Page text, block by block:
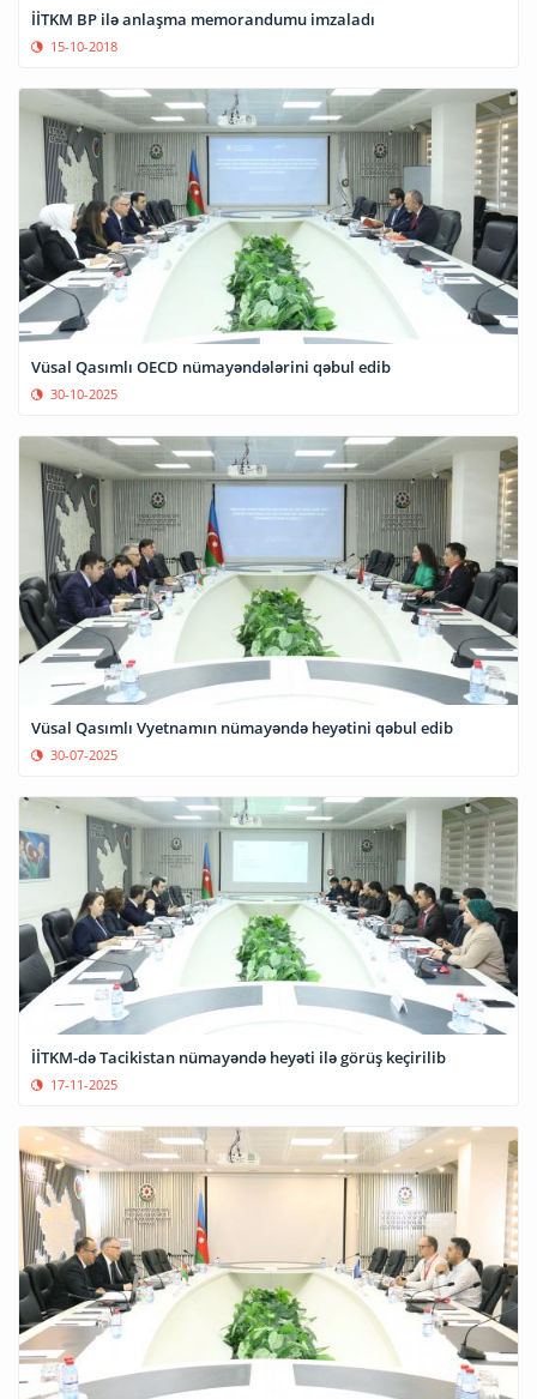
İİTKM BP ilə anlaşma memorandumu imzaladı
15-10-2018
Vüsal Qasımlı OECD nümayəndələrini qəbul edib
30-10-2025
Vüsal Qasımlı Vyetnamın nümayəndə heyətini qəbul edib
30-07-2025
İİTKM-də Tacikistan nümayəndə heyəti ilə görüş keçirilib
17-11-2025